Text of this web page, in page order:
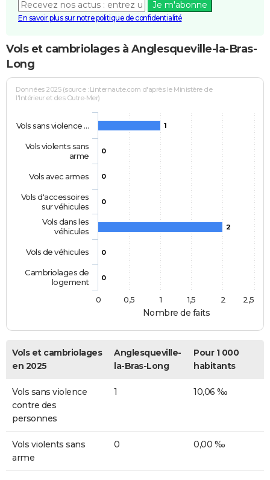
Je m'abonne
En savoir plus sur notre politique de confidentialité
Vols et cambriolages à Anglesqueville-la-Bras-
Long
Nombre de faits
Données 2025 (source : Linternaute.com d'après le Ministère de
l'Intérieur et des Outre-Mer)
1
0
0
0
2
0
0
Vols sans violence …
Vols violents sans
arme
Vols avec armes
Vols d'accessoires
sur véhicules
Vols dans les
véhicules
Vols de véhicules
Cambriolages de
logement
0
0,5 1 1,5 2 2,5
Vols et cambriolages
en 2025
Anglesqueville-
la-Bras-Long
Pour 1 000
habitants
Vols sans violence
contre des
personnes
1 10,06 ‰
Vols violents sans
arme
0 0,00 ‰